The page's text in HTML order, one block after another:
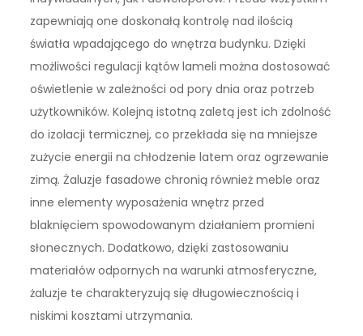
zapewniają one doskonałą kontrolę nad ilością
światła wpadającego do wnętrza budynku. Dzięki
możliwości regulacji kątów lameli można dostosować
oświetlenie w zależności od pory dnia oraz potrzeb
użytkowników. Kolejną istotną zaletą jest ich zdolność
do izolacji termicznej, co przekłada się na mniejsze
zużycie energii na chłodzenie latem oraz ogrzewanie
zimą. Żaluzje fasadowe chronią również meble oraz
inne elementy wyposażenia wnętrz przed
blaknięciem spowodowanym działaniem promieni
słonecznych. Dodatkowo, dzięki zastosowaniu
materiałów odpornych na warunki atmosferyczne,
żaluzje te charakteryzują się długowiecznością i
niskimi kosztami utrzymania.